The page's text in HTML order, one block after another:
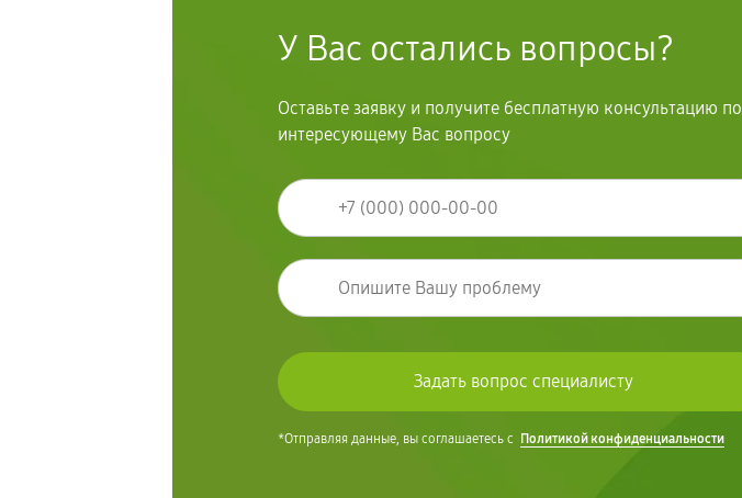
У Вас остались вопросы?
Оставьте заявку и получите бесплатную консультацию по
интересующему Вас вопросу
*Отправляя данные, вы соглашаетесь с Политикой конфиденциальности